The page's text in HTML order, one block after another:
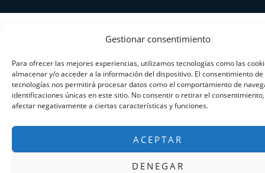
Gestionar consentimiento
Para ofrecer las mejores experiencias, utilizamos tecnologías como las
almacenar y/o acceder a la información del dispositivo. El consentimiento de
tecnologías nos permitirá procesar datos como el comportamiento de
identificaciones únicas en este sitio. No consentir o retirar el
afectar negativamente a ciertas características y funciones.
ACEPTAR
DENEGAR